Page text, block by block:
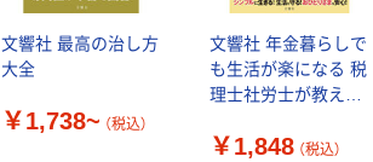
文響社 最高の治し方
大全
￥1,738~ （税込）
文響社 年金暮らしで
も生活が楽になる 税
理士社労士が教える
Q&A大全 1622 1冊
￥1,848 （税込）